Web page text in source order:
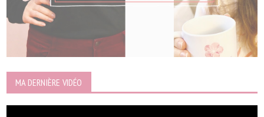
MA DERNIÈRE VIDÉO